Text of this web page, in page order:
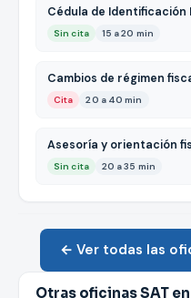
Cédula de Identificación
Sin cita 15 a 20 min
Cambios de régimen
Cita 20 a 40 min
Asesoría y orientación
Sin cita 20 a 35 min
← Ver todas las
Otras oficinas SAT